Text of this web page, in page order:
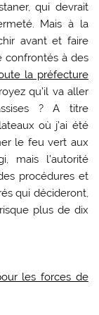
qui devrait
Mais à la
avant et faire
confrontés à des
la préfecture
qu’il va aller
? A titre
où j’ai été
le feu vert aux
mais l’autorité
procédures et
qui décideront,
plus de dix
les forces de